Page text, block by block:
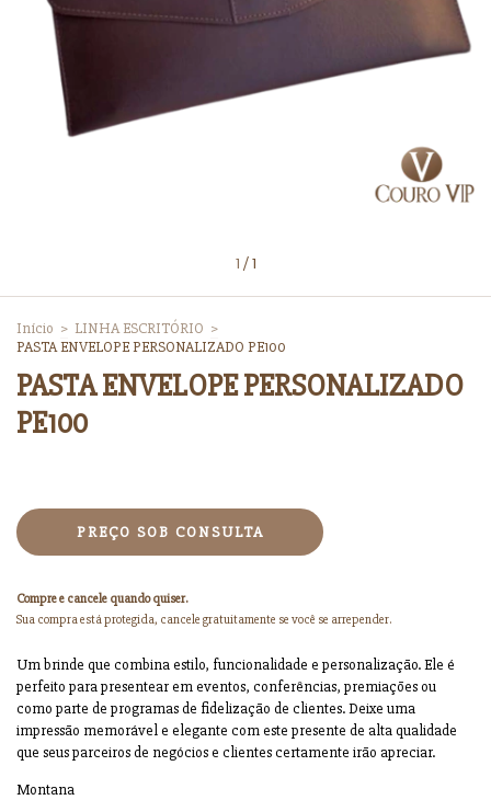
1 /1
Início > LINHA ESCRITÓRIO >
PASTA ENVELOPE PERSONALIZADO PE100
PASTA ENVELOPE PERSONALIZADO
PE100
Compre e cancele quando quiser.
Sua compra está protegida, cancele gratuitamente se você se arrepender.
Um brinde que combina estilo, funcionalidade e personalização. Ele é
perfeito para presentear em eventos, conferências, premiações ou
como parte de programas de fidelização de clientes. Deixe uma
impressão memorável e elegante com este presente de alta qualidade
que seus parceiros de negócios e clientes certamente irão apreciar.
Montana